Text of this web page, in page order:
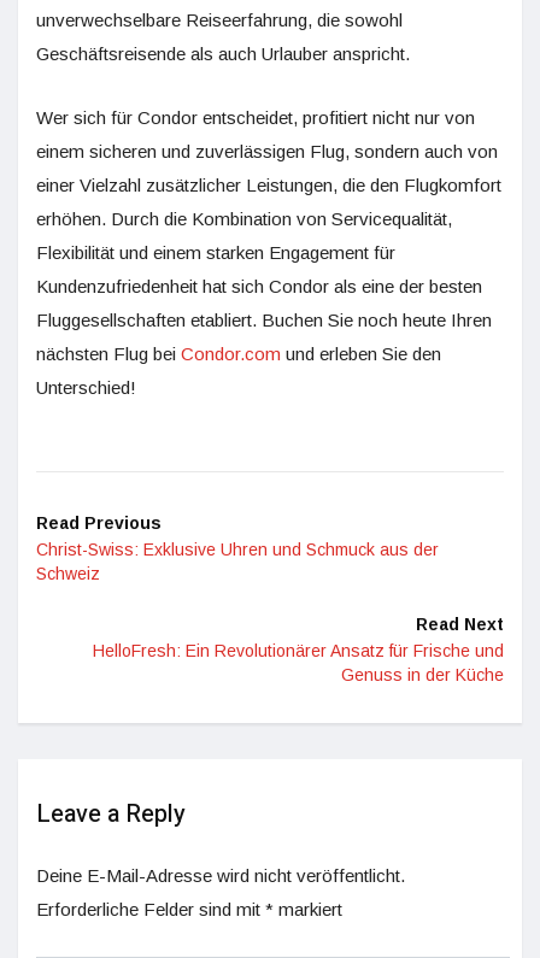
unverwechselbare Reiseerfahrung, die sowohl
Geschäftsreisende als auch Urlauber anspricht.
Wer sich für Condor entscheidet, profitiert nicht nur von
einem sicheren und zuverlässigen Flug, sondern auch von
einer Vielzahl zusätzlicher Leistungen, die den Flugkomfort
erhöhen. Durch die Kombination von Servicequalität,
Flexibilität und einem starken Engagement für
Kundenzufriedenheit hat sich Condor als eine der besten
Fluggesellschaften etabliert. Buchen Sie noch heute Ihren
nächsten Flug bei Condor.com und erleben Sie den
Unterschied!
Read Previous
Christ-Swiss: Exklusive Uhren und Schmuck aus der
Schweiz
Read Next
HelloFresh: Ein Revolutionärer Ansatz für Frische und
Genuss in der Küche
Leave a Reply
Deine E-Mail-Adresse wird nicht veröffentlicht.
Erforderliche Felder sind mit * markiert